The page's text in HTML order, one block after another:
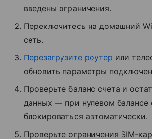
введены ограничения.
Переключитесь на домашний
сеть.
Перезагрузите роутер или
обновить параметры
Проверьте баланс счета и
данных — при нулевом балансе
блокироваться автоматически.
Проверьте ограничения SIM-